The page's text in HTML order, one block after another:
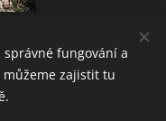
Cookies
správné fungování a
můžeme zajistit tu